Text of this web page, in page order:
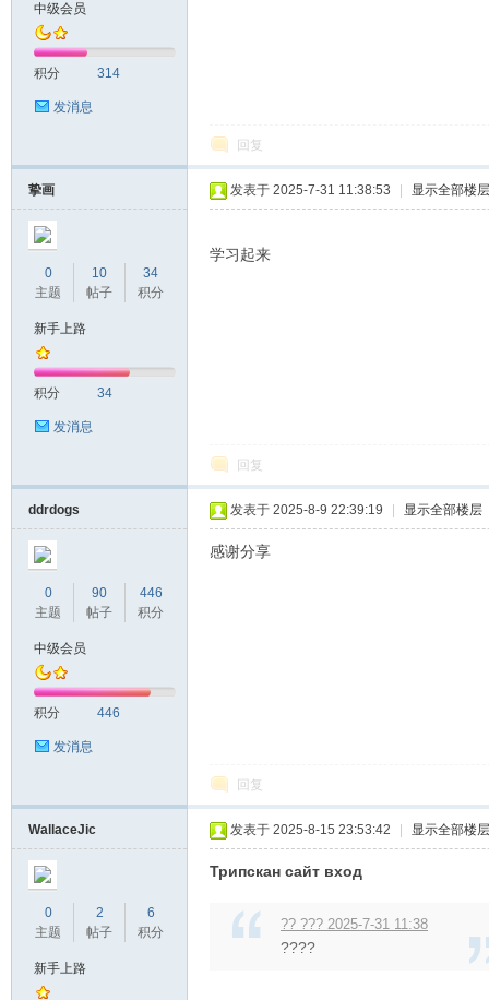
中级会员
积分 314
发消息
回复
挚画
0
主题
10
帖子
34
积分
新手上路
积分 34
发消息
发表于 2025-7-31 11:38:53 显示全部楼层
学习起来
回复
ddrdogs
0
主题
90
帖子
446
积分
中级会员
积分 446
发消息
发表于 2025-8-9 22:39:19 显示全部楼层
感谢分享
回复
WallaceJic
0
主题
2
帖子
6
积分
新手上路
发表于 2025-8-15 23:53:42 显示全部楼层
Трипскан сайт вход
?? ??? 2025-7-31 11:38
????